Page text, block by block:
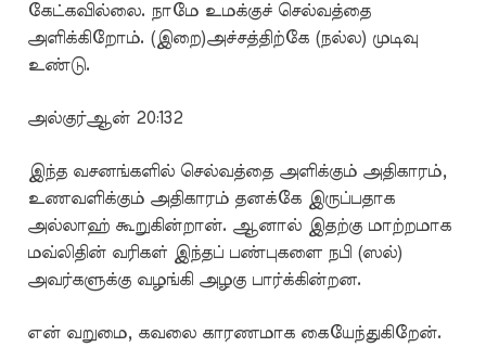
கேட்கவில்லை. நாமே உமக்குச் செல்வத்தை
அளிக்கிறோம். (இறை)அச்சத்திற்கே (நல்ல) முடிவு
உண்டு.
அல்குர்ஆன் 20:132
இந்த வசனங்களில் செல்வத்தை அளிக்கும் அதிகாரம்,
உணவளிக்கும் அதிகாரம் தனக்கே இருப்பதாக
அல்லாஹ் கூறுகின்றான். ஆனால் இதற்கு மாற்றமாக
மவ்லிதின் வரிகள் இந்தப் பண்புகளை நபி (ஸல்)
அவர்களுக்கு வழங்கி அழகு பார்க்கின்றன.
என் வறுமை, கவலை காரணமாக கையேந்துகிறேன்.